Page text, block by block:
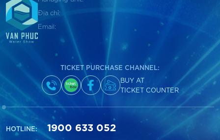
Địa chỉ:
Email:
TICKET PURCHASE CHANNEL:
BUY AT
TICKET COUNTER
HOTLINE: 1900 633 052